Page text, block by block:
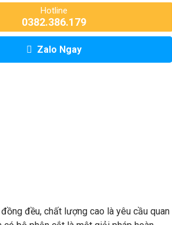
Hotline
0382.386.179
Zalo Ngay
đều, chất lượng cao là yêu cầu quan